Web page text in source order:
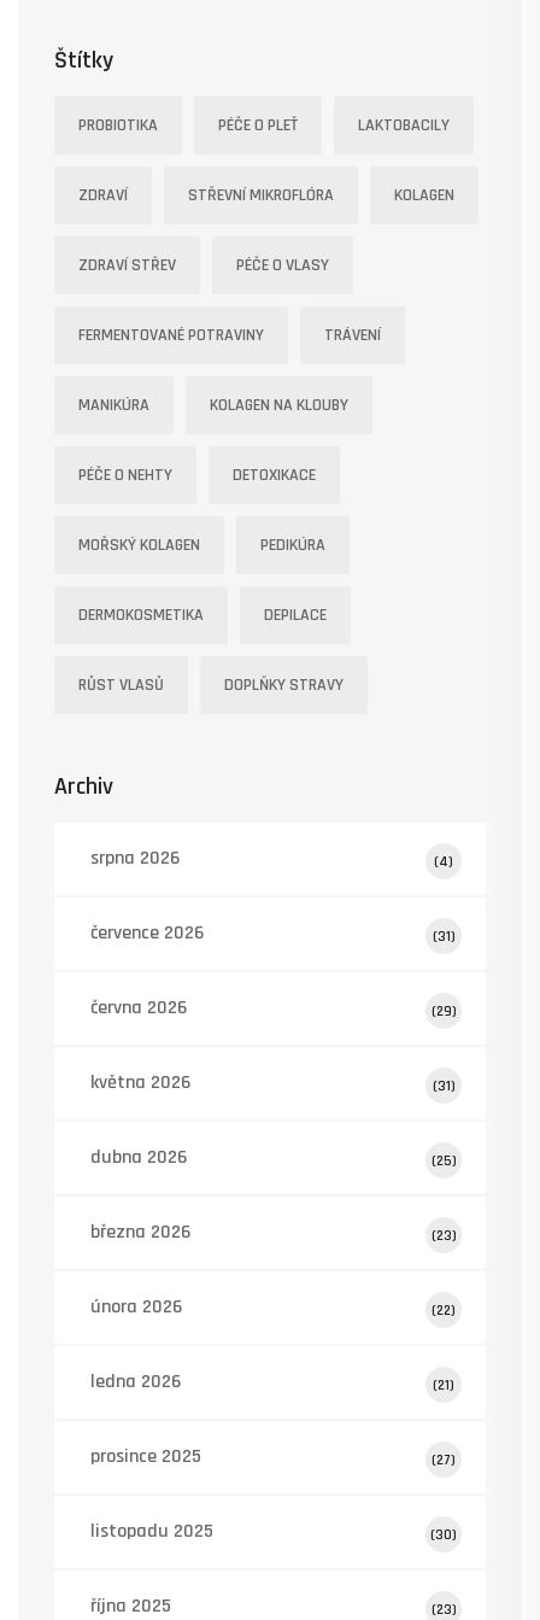
Štítky
PROBIOTIKA PÉČE O PLEŤ LAKTOBACILY
ZDRAVÍ STŘEVNÍ MIKROFLÓRA KOLAGEN
ZDRAVÍ STŘEV PÉČE O VLASY
FERMENTOVANÉ POTRAVINY TRÁVENÍ
MANIKÚRA KOLAGEN NA KLOUBY
PÉČE O NEHTY DETOXIKACE
MOŘSKÝ KOLAGEN PEDIKÚRA
DERMOKOSMETIKA DEPILACE
RŮST VLASŮ DOPLŇKY STRAVY
Archiv
srpna 2026 (4)
července 2026 (31)
června 2026 (29)
května 2026 (31)
dubna 2026 (25)
března 2026 (23)
února 2026 (22)
ledna 2026 (21)
prosince 2025 (27)
listopadu 2025 (30)
října 2025 (23)